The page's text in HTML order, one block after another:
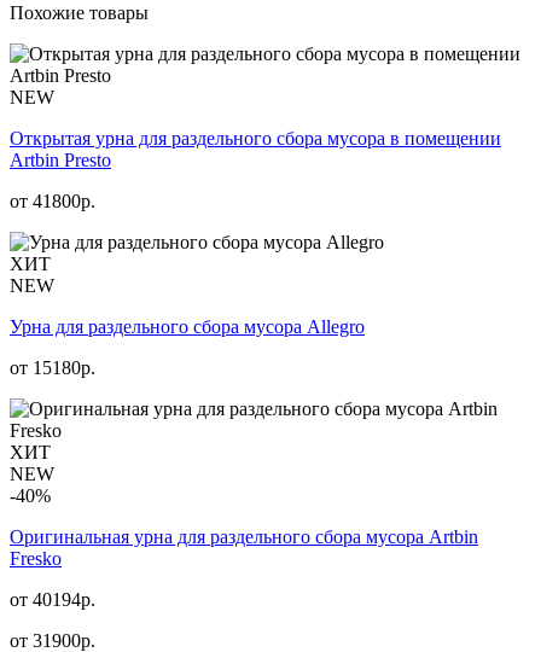
Похожие товары
NEW
Открытая урна для раздельного сбора мусора в помещении
Artbin Presto
от 41800р.
ХИТ
NEW
Урна для раздельного сбора мусора Allegro
от 15180р.
ХИТ
NEW
-40%
Оригинальная урна для раздельного сбора мусора Artbin
Fresko
от 40194р.
от 31900р.